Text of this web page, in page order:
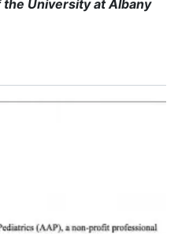
University at Albany